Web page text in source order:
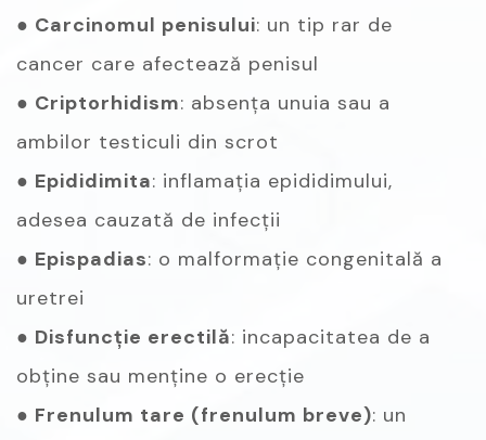
● Carcinomul penisului: un tip rar de
cancer care afectează penisul
● Criptorhidism: absența unuia sau a
ambilor testiculi din scrot
● Epididimita: inflamația epididimului,
adesea cauzată de infecții
● Epispadias: o malformație congenitală a
uretrei
● Disfuncție erectilă: incapacitatea de a
obține sau menține o erecție
● Frenulum tare (frenulum breve): un